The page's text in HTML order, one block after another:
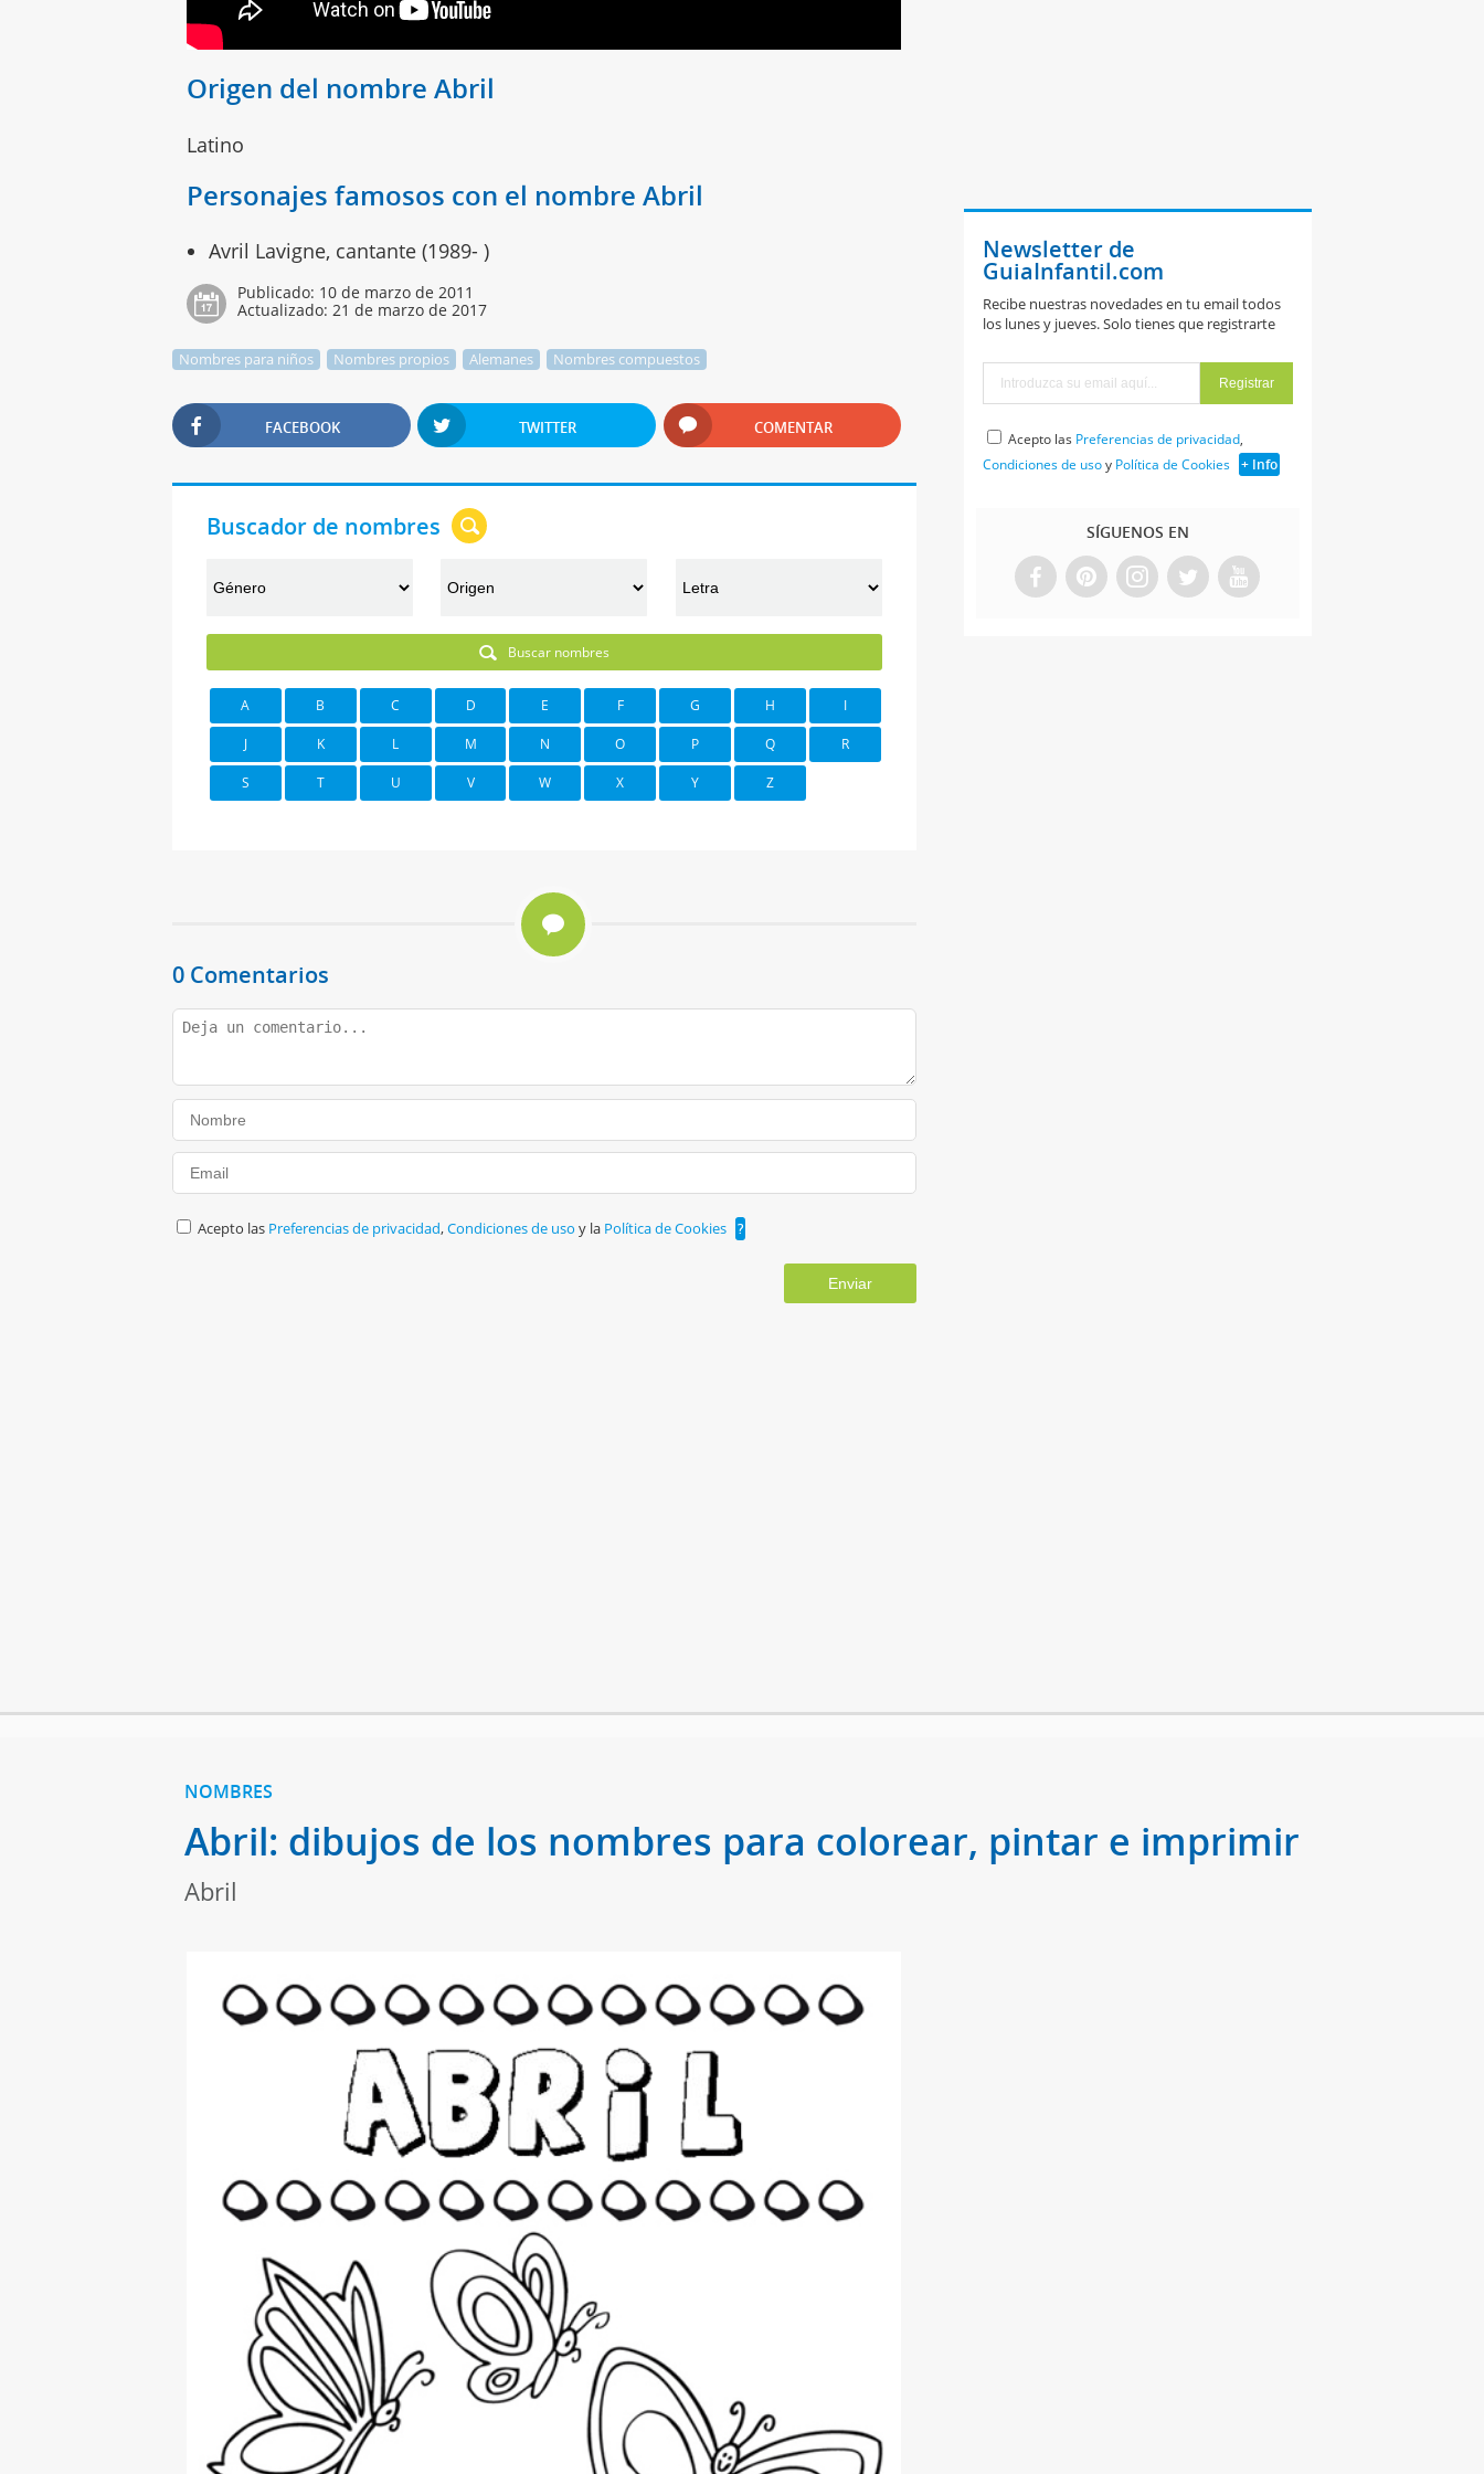
Origen del nombre Abril
Latino
Personajes famosos con el nombre Abril
Avril Lavigne, cantante (1989- )
Publicado: 10 de marzo de 2011
Actualizado: 21 de marzo de 2017
Nombres para niños Nombres propios Alemanes Nombres compuestos
FACEBOOK TWITTER COMENTAR
Buscador de nombres
Buscar nombres
A B C D E F G H I
J K L M N O P Q R
S T U V W X Y Z
0 Comentarios
Acepto las Preferencias de privacidad,Condiciones de uso y la Política de Cookies ?
Enviar
Newsletter de
GuiaInfantil.com
Recibe nuestras novedades en tu email todos
los lunes y jueves. Solo tienes que registrarte
Acepto las Preferencias de privacidad,
Condiciones de usoy Política de Cookies + Info
SÍGUENOS EN
NOMBRES
Abril: dibujos de los nombres para colorear, pintar e imprimir
Abril